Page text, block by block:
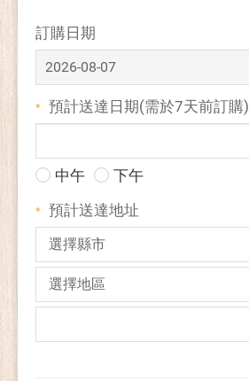
訂購日期
* 預計送達日期(需於7天前訂購)
中午 下午
* 預計送達地址